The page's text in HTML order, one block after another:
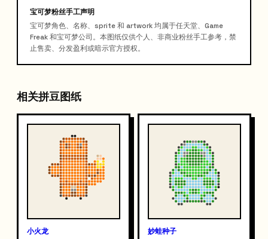
宝可梦粉丝手工声明
宝可梦角色、名称、sprite 和 artwork 均属于任天堂、Game
Freak 和宝可梦公司。本图纸仅供个人、非商业粉丝手工参考，禁
止售卖、分发盈利或暗示官方授权。
相关拼豆图纸
小火龙 妙蛙种子